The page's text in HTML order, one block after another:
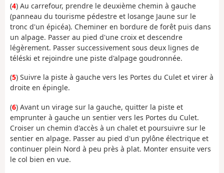
(4) Au carrefour, prendre le deuxième chemin à gauche
(panneau du tourisme pédestre et losange Jaune sur le
tronc d'un épicéa). Cheminer en bordure de forêt puis dans
un alpage. Passer au pied d'une croix et descendre
légèrement. Passer successivement sous deux lignes de
téléski et rejoindre une piste d'alpage goudronnée.
(5) Suivre la piste à gauche vers les Portes du Culet et virer à
droite en épingle.
(6) Avant un virage sur la gauche, quitter la piste et
emprunter à gauche un sentier vers les Portes du Culet.
Croiser un chemin d'accès à un chalet et poursuivre sur le
sentier en alpage. Passer au pied d'un pylône électrique et
continuer plein Nord à peu près à plat. Monter ensuite vers
le col bien en vue.